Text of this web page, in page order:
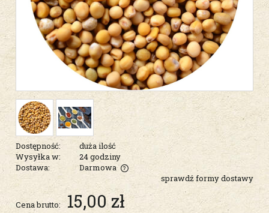
Dostępność:
duża ilość
Wysyłka w:
24 godziny
Dostawa:
Darmowa
Cena nie zawiera ewentualnych kosztów płatności
sprawdź formy dostawy
Cena brutto: 15,00 zł